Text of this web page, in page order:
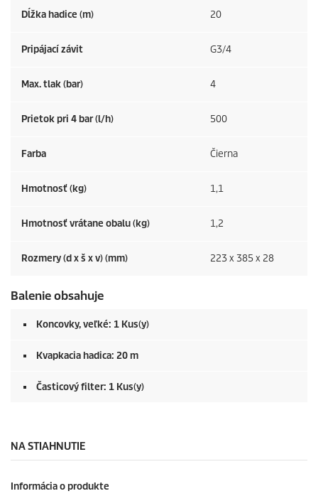
Dĺžka hadice (m) 20
Pripájací závit G3/4
Max. tlak (bar) 4
Prietok pri 4 bar (l/h) 500
Farba Čierna
Hmotnosť (kg) 1,1
Hmotnosť vrátane obalu (kg) 1,2
Rozmery (d x š x v) (mm) 223 x 385 x 28
Balenie obsahuje
Koncovky, veľké: 1 Kus(y)
Kvapkacia hadica: 20 m
Časticový filter: 1 Kus(y)
NA STIAHNUTIE
Informácia o produkte